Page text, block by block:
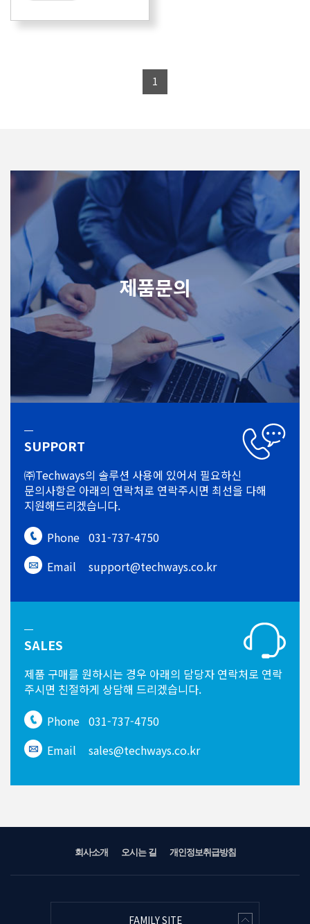
1
제품문의
SUPPORT
㈜Techways의 솔루션 사용에 있어서 필요하신
문의사항은 아래의 연락처로 연락주시면 최선을 다해
지원해드리겠습니다.
Phone 031-737-4750
Email
support@techways.co.kr
SALES
제품 구매를 원하시는 경우 아래의 담당자 연락처로 연락
주시면 친절하게 상담해 드리겠습니다.
Phone 031-737-4750
Email
sales@techways.co.kr
회사소개 오시는 길 개인정보취급방침
FAMILY SITE